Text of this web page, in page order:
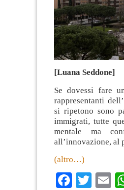
[Luana Seddone]
Se dovessi fare
rappresentanti
si ripetono sono
immigrati, tutte
mentale ma
all’innovazione, al
(altro…)